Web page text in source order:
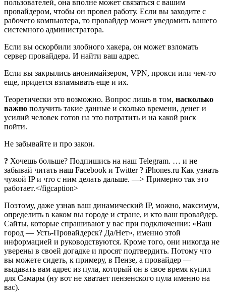
пользователей, она вполне может связаться с вашим
провайдером, чтобы он провел работу. Если вы заходите с
рабочего компьютера, то провайдер может уведомить вашего
системного администратора.
Если вы оскорбили злобного хакера, он может взломать
сервер провайдера. И найти ваш адрес.
Если вы закрылись анонимайзером, VPN, прокси или чем-то
еще, придется взламывать еще и их.
Теоретически это возможно. Вопрос лишь в том, насколько
важно получить такие данные и сколько времени, денег и
усилий человек готов на это потратить и на какой риск
пойти.
Не забывайте и про закон.
? Хочешь больше? Подпишись на наш Telegram. … и не
забывай читать наш Facebook и Twitter ? iPhones.ru Как узнать
чужой IP и что с ним делать дальше. —> Примерно так это
работает.</figcaption>
Поэтому, даже узнав ваш динамический IP, можно, максимум,
определить в каком вы городе и стране, и кто ваш провайдер.
Сайты, которые спрашивают у вас при подключении: «Ваш
город — Усть-Провайдерск? Да/Нет», именно этой
информацией и руководствуются. Кроме того, они никогда не
уверены в своей догадке и просят подтвердить. Потому что
вы можете сидеть, к примеру, в Пензе, а провайдер —
выдавать вам адрес из пула, который он в свое время купил
для Самары (ну вот не хватает пензенского пула именно на
вас).